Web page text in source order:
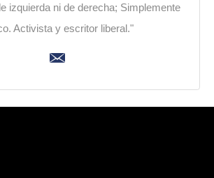
izquierda ni de derecha; Simplemente
Activista y escritor liberal."